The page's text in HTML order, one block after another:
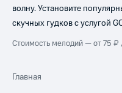
волну. Установите
скучных гудков с услугой
Стоимость мелодий — от 75 ₽
Главная